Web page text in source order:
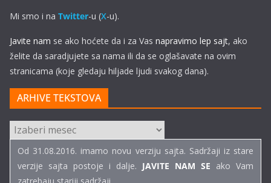
Mi smo i na Twitter-u (X-u).
Javite nam se ako hoćete da i za Vas napravimo lep sajt, ako
želite da saradjujete sa nama ili da se oglašavate na ovim
stranicama (koje gledaju hiljade ljudi svakog dana).
ARHIVE TEKSTOVA
ARHIVE
TEKSTOVA
Od 31.08.2016. imamo novu verziju sajta. Sadržaji iz stare
verzije sajta postoje i dalje. JAVITE NAM SE ako Vam